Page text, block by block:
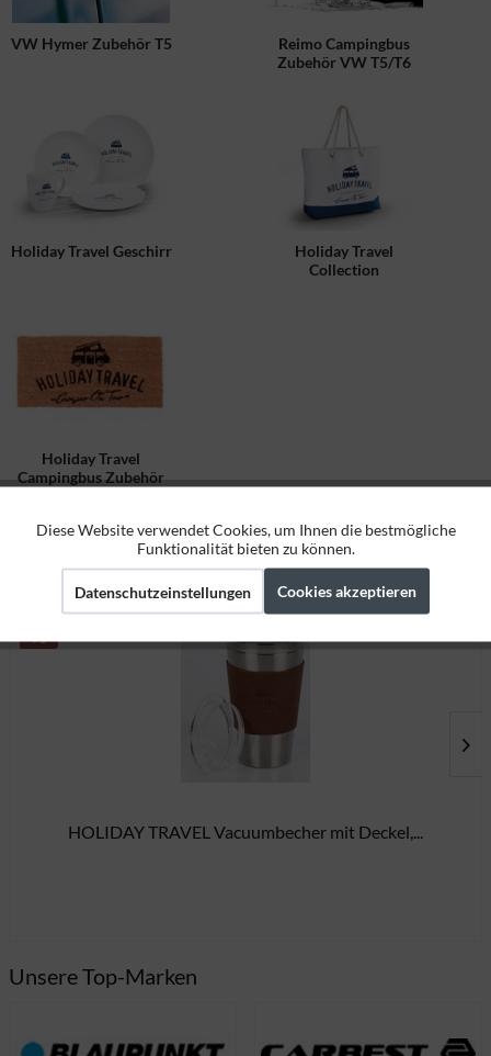
VW Hymer Zubehör T5
Reimo Campingbus
Zubehör VW T5/T6
Holiday Travel Geschirr
Holiday Travel
Collection
Holiday Travel
Campingbus Zubehör
Preisknaller
HOLIDAY TRAVEL Vacuumbecher mit Deckel,...
Unsere Top-Marken
Funktionale Aktiv
Marketing Aktiv
Diese Website verwendet Cookies, um Ihnen die bestmögliche
Funktionalität bieten zu können.
Datenschutzeinstellungen Cookies akzeptieren